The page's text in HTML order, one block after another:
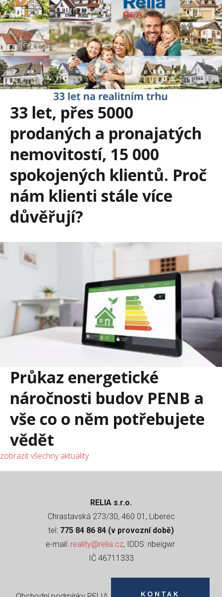
33 let, přes 5000
prodaných a pronajatých
nemovitostí, 15 000
spokojených klientů. Proč
nám klienti stále více
důvěřují?
Průkaz energetické
náročnosti budov PENB a
vše co o něm potřebujete
vědět
zobrazit všechny aktuality
RELIA s.r.o.
Chrastavská 273/30, 460 01, Liberec
tel: 775 84 86 84 (v provozní době)
e-mail: reality@relia.cz, IDDS: nbeigwr
IČ 46711333
KONTAK